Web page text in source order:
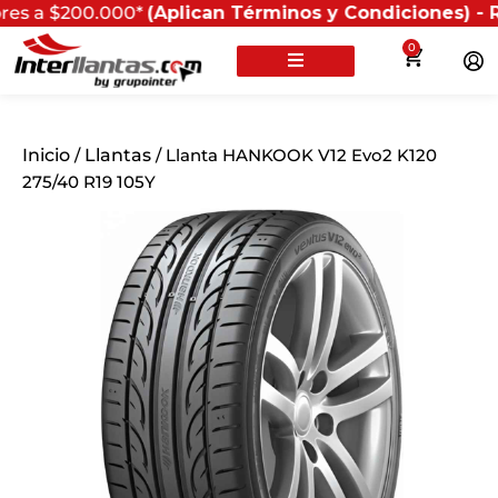
(Aplican Términos y Condiciones) -
0
Inicio / Llantas / Llanta HANKOOK V12 Evo2 K120
275/40 R19 105Y